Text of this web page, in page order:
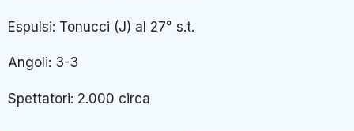
Espulsi: Tonucci (J) al 27° s.t.
Angoli: 3-3
Spettatori: 2.000 circa